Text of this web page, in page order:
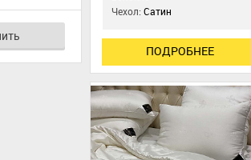
Чехол:Сатин
ПОДРОБНЕЕ